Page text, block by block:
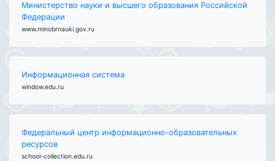
Министерство науки и высшего образования Российской
Федерации
www.minobrnauki.gov.ru
Информационная система
window.edu.ru
Федеральный центр информационно-образовательных
ресурсов
school-collection.edu.ru